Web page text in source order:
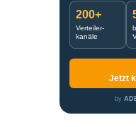
200+
Verteiler-
kanäle
Jetzt
by